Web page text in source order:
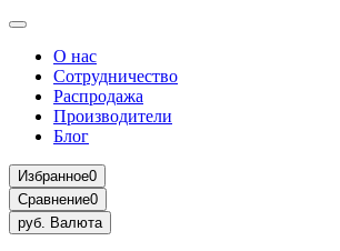
О нас
Сотрудничество
Распродажа
Производители
Блог
Избранное0
Сравнение0
руб. Валюта